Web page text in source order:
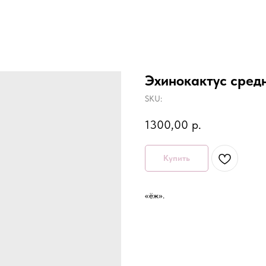
Эхинокактус
SKU:
1300,00 р.
Купить
«ёж».